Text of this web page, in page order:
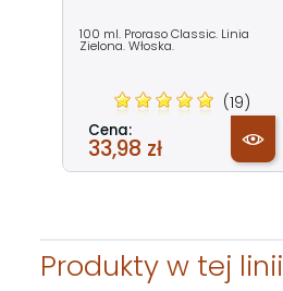
100 ml. Proraso Classic. Linia
Zielona. Włoska.
(19)
Cena:
33,98 zł
Produkty w tej linii